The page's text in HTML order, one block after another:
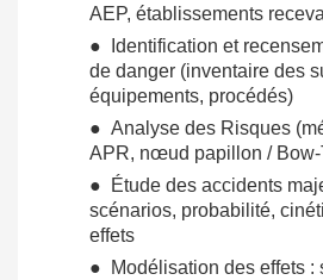
AEP, établissements
● Identification et
de danger (inventaire des
équipements, procédés)
● Analyse des Risques
APR, nœud papillon / Bow-
● Étude des accidents
scénarios, probabilité,
effets
● Modélisation des effets :